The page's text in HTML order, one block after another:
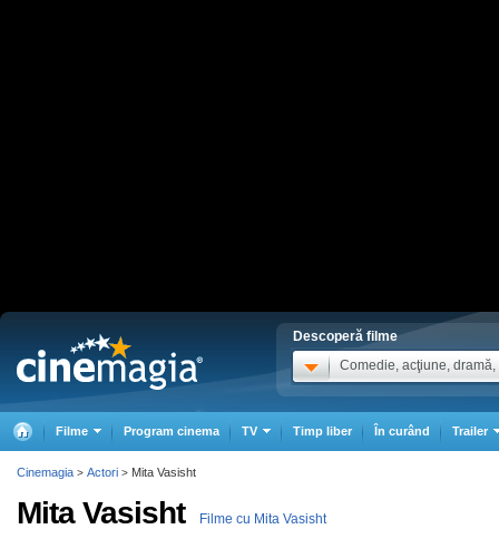
Descoperă filme
Comedie, acţiune, dramă,
Filme Program cinema TV Timp liber În curând Trailer
Mita Vasisht Filme cu Mita Vasisht
Cinemagia > Actori > Mita Vasisht